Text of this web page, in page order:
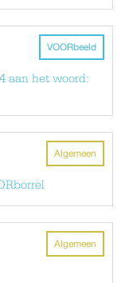
VOORbeeld
aan het woord:
Algemeen
Algemeen